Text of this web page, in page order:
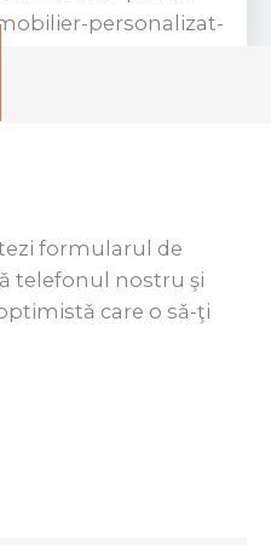
formularul de
telefonul nostru şi
care o sǎ-ţi